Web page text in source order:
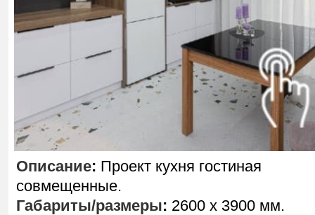
Описание: Проект кухня гостиная
совмещенные.
Габариты/размеры: 2600 х 3900 мм.